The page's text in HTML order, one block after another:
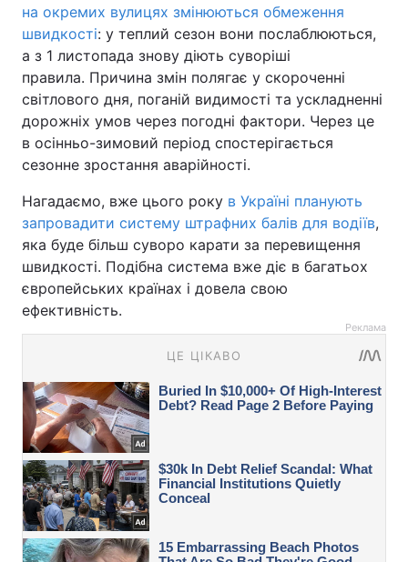
на окремих вулицях змінюються обмеження
швидкості: у теплий сезон вони послаблюються,
а з 1 листопада знову діють суворіші
правила. Причина змін полягає у скороченні
світлового дня, поганій видимості та ускладненні
дорожніх умов через погодні фактори. Через це
в осінньо-зимовий період спостерігається
сезонне зростання аварійності.
Нагадаємо, вже цього року в Україні планують
запровадити систему штрафних балів для водіїв,
яка буде більш суворо карати за перевищення
швидкості. Подібна система вже діє в багатьох
європейських країнах і довела свою
ефективність.
Реклама